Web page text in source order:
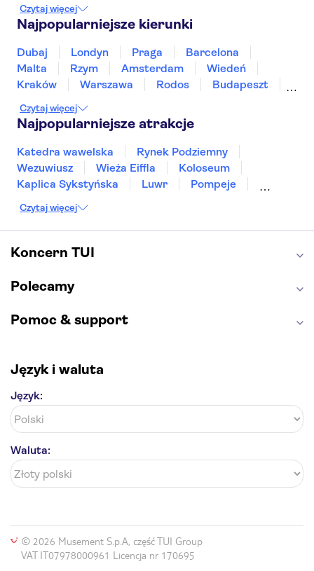
Tajlandia
Tunezja Turcja
Czytaj więcej
Najpopularniejsze kierunki
Dubaj Londyn Praga
Barcelona
Malta
Rzym Amsterdam
Wiedeń
Kraków
Warszawa Rodos
Budapeszt
Poznań
Sopot Gdynia
Czytaj więcej
Najpopularniejsze atrakcje
Katedra wawelska
Rynek Podziemny
Wezuwiusz
Wieża Eiffla
Koloseum
Kaplica Sykstyńska
Luwr
Pompeje
Akropol
Wawel
Park Güell
Alhambra
Caminito del Rey
Energylandia
Czytaj więcej
Koncern TUI
Polecamy
Pomoc & support
Język i waluta
Język:
Waluta:
© 2026 Musement S.p.A, część TUI Group
VAT IT07978000961 Licencja nr 170695